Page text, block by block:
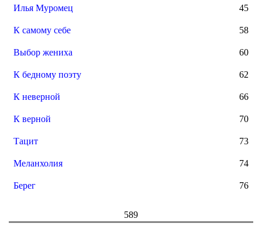
Илья Муромец 45
К самому себе 58
Выбор жениха 60
К бедному поэту 62
К неверной 66
К верной 70
Тацит 73
Меланхолия 74
Берег 76
589